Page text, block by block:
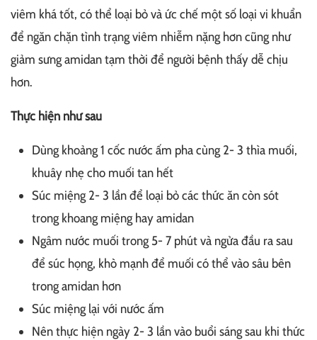
viêm khá tốt, có thể loại bỏ và ức chế một số loại vi khuẩn
để ngăn chặn tình trạng viêm nhiễm nặng hơn cũng như
giảm sưng amidan tạm thời để người bệnh thấy dễ chịu
hơn.
Thực hiện như sau
Dùng khoảng 1 cốc nước ấm pha cùng 2- 3 thìa muối,
khuây nhẹ cho muối tan hết
Súc miệng 2- 3 lần để loại bỏ các thức ăn còn sót
trong khoang miệng hay amidan
Ngâm nước muối trong 5- 7 phút và ngửa đầu ra sau
để súc họng, khò mạnh để muối có thể vào sâu bên
trong amidan hơn
Súc miệng lại với nước ấm
Nên thực hiện ngày 2- 3 lần vào buổi sáng sau khi thức